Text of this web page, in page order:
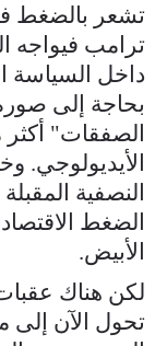
تشعر بالضغط
ترامب فيواجه
داخل السياسة
بحاجة إلى
الصفقات"
الأيديولوجي.
النصفية
الضغط
الأبيض.
لكن هناك
تحول الآن إلى